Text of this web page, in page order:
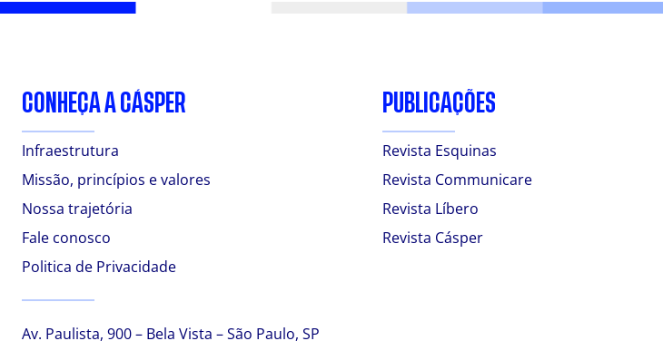
CONHEÇA A CÁSPER
Infraestrutura
Missão, princípios e valores
Nossa trajetória
Fale conosco
Politica de Privacidade
Av. Paulista, 900 – Bela Vista – São Paulo, SP
PUBLICAÇÕES
Revista Esquinas
Revista Communicare
Revista Líbero
Revista Cásper